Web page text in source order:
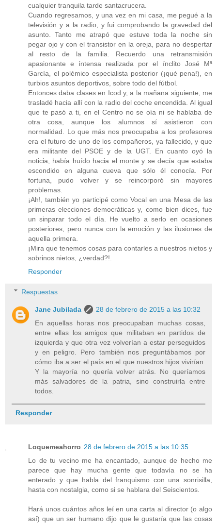
cualquier tranquila tarde santacrucera.
Cuando regresamos, y una vez en mi casa, me pegué a la
televisión y a la radio, y fui comprobando la gravedad del
asunto. Tanto me atrapó que estuve toda la noche sin
pegar ojo y con el transistor en la oreja, para no despertar
al resto de la familia. Recuerdo una retransmisión
apasionante e intensa realizada por el ínclito José Mª
García, el polémico especialista posterior (¡qué pena!), en
turbios asuntos deportivos, sobre todo del fútbol.
Entonces daba clases en Icod y, a la mañana siguiente, me
trasladé hacia allí con la radio del coche encendida. Al igual
que te pasó a ti, en el Centro no se oía ni se hablaba de
otra cosa, aunque los alumnos sí asistieron con
normalidad. Lo que más nos preocupaba a los profesores
era el futuro de uno de los compañeros, ya fallecido, y que
era militante del PSOE y de la UGT. En cuanto oyó la
noticia, había huído hacia el monte y se decía que estaba
escondido en alguna cueva que sólo él conocía. Por
fortuna, pudo volver y se reincorporó sin mayores
problemas.
¡Ah!, también yo participé como Vocal en una Mesa de las
primeras elecciones democráticas y, como bien dices, fue
un sinparar todo el día. He vuelto a serlo en ocasiones
posteriores, pero nunca con la emoción y las ilusiones de
aquella primera.
¡Mira que tenemos cosas para contarles a nuestros nietos y
sobrinos nietos, ¿verdad?!.
Responder
Respuestas
Jane Jubilada
28 de febrero de 2015 a las 10:32
En aquellas horas nos preocupaban muchas cosas,
entre ellas los amigos que militaban en partidos de
izquierda y que otra vez volverían a estar perseguidos
y en peligro. Pero también nos preguntábamos por
cómo iba a ser el país en el que nuestros hijos vivirían.
Y la mayoría no quería volver atrás. No queríamos
más salvadores de la patria, sino construirla entre
todos.
Responder
Loquemeahorro 28 de febrero de 2015 a las 10:35
Lo de tu vecino me ha encantado, aunque de hecho me
parece que hay mucha gente que todavía no se ha
enterado y que habla del franquismo con una sonrisilla,
hasta con nostalgia, como si se hablara del Seiscientos.
Hará unos cuántos años leí en una carta al director (o algo
así) que un ser humano dijo que le gustaría que las cosas